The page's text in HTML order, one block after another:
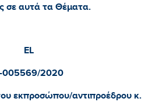
σε αυτά τα Θέματα.
EL
005569/2020
εκπροσώπου/αντιπροέδρου κ.